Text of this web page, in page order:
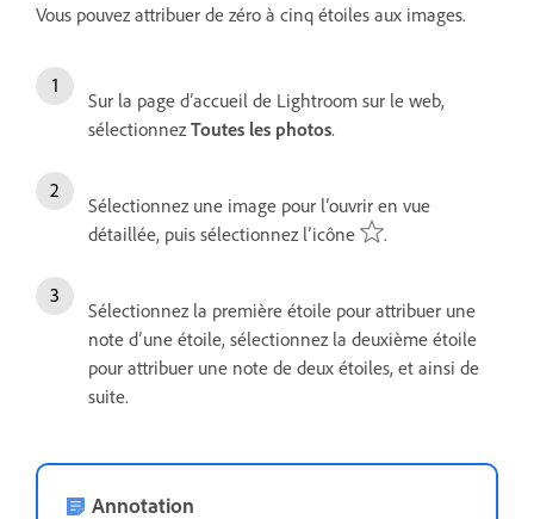
Vous pouvez attribuer de zéro à cinq étoiles aux images.
Sur la page d’accueil de Lightroom sur le web,
sélectionnez Toutes les photos.
Sélectionnez une image pour l’ouvrir en vue
détaillée, puis sélectionnez l’icône
.
Sélectionnez la première étoile pour attribuer une
note d’une étoile, sélectionnez la deuxième étoile
pour attribuer une note de deux étoiles, et ainsi de
suite.
Annotation